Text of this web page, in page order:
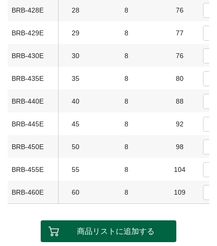
BRB-428E 28 8 76
BRB-429E 29 8 77
BRB-430E 30 8 76
BRB-435E 35 8 80
BRB-440E 40 8 88
BRB-445E 45 8 92
BRB-450E 50 8 98
BRB-455E 55 8 104
BRB-460E 60 8 109
商品リストに追加する